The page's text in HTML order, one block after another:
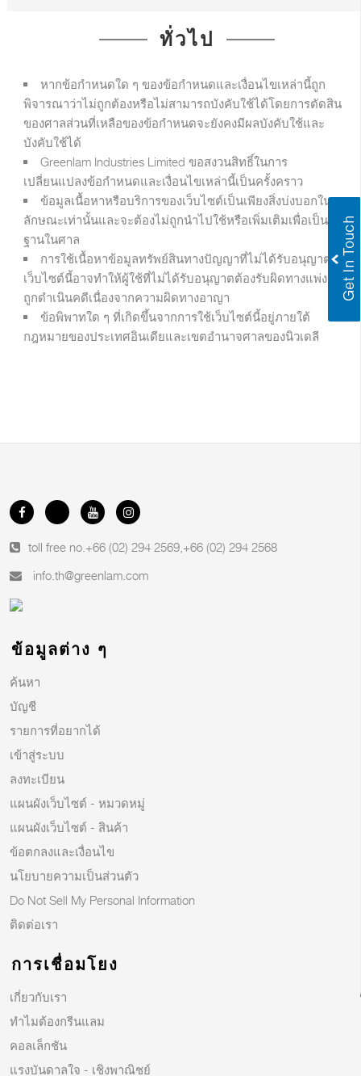
ทั่วไป
หากข้อกำหนดใด ๆ ของข้อกำหนดและเงื่อนไขเหล่านี้ถูก
พิจารณาว่าไม่ถูกต้องหรือไม่สามารถบังคับใช้ได้โดยการตัดสิน
ของศาลส่วนที่เหลือของข้อกำหนดจะยังคงมีผลบังคับใช้และ
บังคับใช้ได้
Greenlam Industries Limited ขอสงวนสิทธิ์ในการ
เปลี่ยนแปลงข้อกำหนดและเงื่อนไขเหล่านี้เป็นครั้งคราว
ข้อมูลเนื้อหาหรือบริการของเว็บไซต์เป็นเพียงสิ่งบ่งบอกใน
ลักษณะเท่านั้นและจะต้องไม่ถูกนำไปใช้หรือเพิ่มเติมเพื่อเป็นหลัก
ฐานในศาล
การใช้เนื้อหาข้อมูลทรัพย์สินทางปัญญาที่ไม่ได้รับอนุญาตบน
เว็บไซต์นี้อาจทำให้ผู้ใช้ที่ไม่ได้รับอนุญาตต้องรับผิดทางแพ่งและ
ถูกดำเนินคดีเนื่องจากความผิดทางอาญา
ข้อพิพาทใด ๆ ที่เกิดขึ้นจากการใช้เว็บไซต์นี้อยู่ภายใต้
กฎหมายของประเทศอินเดียและเขตอำนาจศาลของนิวเดลี
toll free no. +66 (02) 294 2569 +66 (02) 294 2568
info.th@greenlam.com
ข้อมูลต่าง ๆ
ค้นหา
บัญชี
รายการที่อยากได้
เข้าสู่ระบบ
ลงทะเบียน
แผนผังเว็บไซต์ - หมวดหมู่
แผนผังเว็บไซต์ - สินค้า
ข้อตกลงและเงื่อนไข
นโยบายความเป็นส่วนตัว
Do Not Sell My Personal Information
ติดต่อเรา
การเชื่อมโยง
เกี่ยวกับเรา
ทำไมต้องกรีนแลม
คอลเล็กชัน
แรงบันดาลใจ - เชิงพาณิชย์